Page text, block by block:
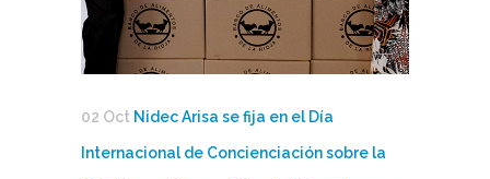
02 Oct Nidec Arisa se fija en el Día
Internacional de Concienciación sobre la